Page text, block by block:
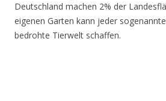
Deutschland machen 2% der
eigenen Garten kann jeder
bedrohte Tierwelt schaffen.